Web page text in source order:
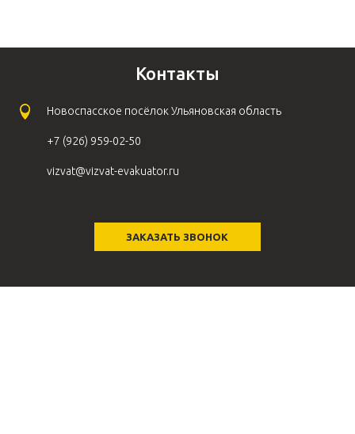
Контакты
Новоспасское посёлок Ульяновская область
+7 (926) 959-02-50
vizvat@vizvat-evakuator.ru
ЗАКАЗАТЬ ЗВОНОК